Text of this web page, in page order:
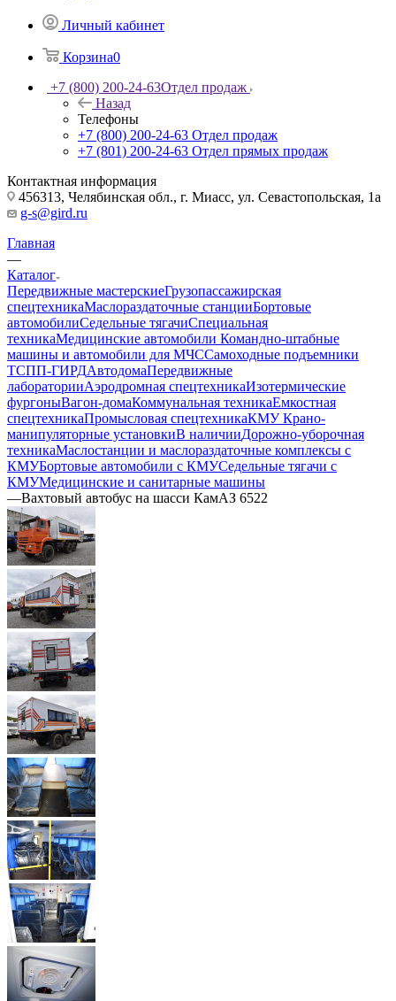
Личный кабинет
Корзина0
+7 (800) 200-24-63Отдел продаж
Назад
Телефоны
+7 (800) 200-24-63 Отдел продаж
+7 (801) 200-24-63 Отдел прямых продаж
Контактная информация
456313, Челябинская обл., г. Миасс, ул. Севастопольская, 1а
g-s@gird.ru
Главная
—
Каталог
Передвижные мастерскиеГрузопассажирская
спецтехникаМаслораздаточные станцииБортовые
автомобилиСедельные тягачиСпециальная
техникаМедицинские автомобили Командно-штабные
машины и автомобили для МЧССамоходные подъемники
ТСПП-ГИРДАвтодомаПередвижные
лабораторииАэродромная спецтехникаИзотермические
фургоныВагон-домаКоммунальная техникаЕмкостная
спецтехникаПромысловая спецтехникаКМУ Крано-
манипуляторные установкиВ наличииДорожно-уборочная
техникаМаслостанции и маслораздаточные комплексы с
КМУБортовые автомобили с КМУСедельные тягачи с
КМУМедицинские и санитарные машины
—Вахтовый автобус на шасси КамАЗ 6522